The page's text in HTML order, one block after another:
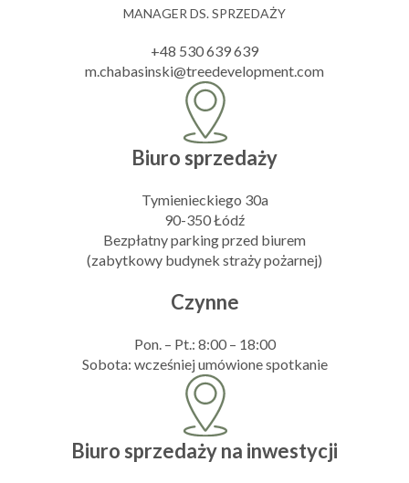
MANAGER DS. SPRZEDAŻY
+48 530 639 639
m.chabasinski@treedevelopment.com
Biuro sprzedaży
Tymienieckiego 30a
90-350 Łódź
Bezpłatny parking przed biurem
(zabytkowy budynek straży pożarnej)
Czynne
Pon. – Pt.: 8:00 – 18:00
Sobota: wcześniej umówione spotkanie
Biuro sprzedaży na inwestycji